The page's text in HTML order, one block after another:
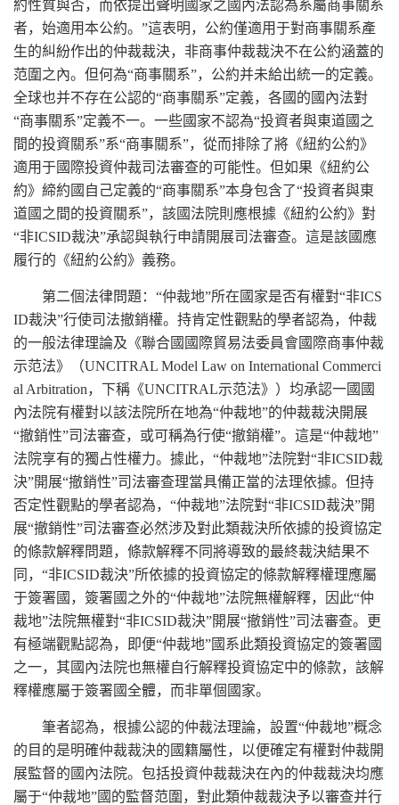
約性質與否，而依提出聲明國家之國內法認為系屬商事關系
者，始適用本公約。”這表明，公約僅適用于對商事關系產
生的糾紛作出的仲裁裁決，非商事仲裁裁決不在公約涵蓋的
范圍之內。但何為“商事關系”，公約并未給出統一的定義。
全球也并不存在公認的“商事關系”定義，各國的國內法對
“商事關系”定義不一。一些國家不認為“投資者與東道國之
間的投資關系”系“商事關系”，從而排除了將《紐約公約》
適用于國際投資仲裁司法審查的可能性。但如果《紐約公
約》締約國自己定義的“商事關系”本身包含了“投資者與東
道國之間的投資關系”，該國法院則應根據《紐約公約》對
“非ICSID裁決”承認與執行申請開展司法審查。這是該國應
履行的《紐約公約》義務。
第二個法律問題：“仲裁地”所在國家是否有權對“非ICS
ID裁決”行使司法撤銷權。持肯定性觀點的學者認為，仲裁
的一般法律理論及《聯合國國際貿易法委員會國際商事仲裁
示范法》（UNCITRAL Model Law on International Commerci
al Arbitration，下稱《UNCITRAL示范法》）均承認一國國
內法院有權對以該法院所在地為“仲裁地”的仲裁裁決開展
“撤銷性”司法審查，或可稱為行使“撤銷權”。這是“仲裁地”
法院享有的獨占性權力。據此，“仲裁地”法院對“非ICSID裁
決”開展“撤銷性”司法審查理當具備正當的法理依據。但持
否定性觀點的學者認為，“仲裁地”法院對“非ICSID裁決”開
展“撤銷性”司法審查必然涉及對此類裁決所依據的投資協定
的條款解釋問題，條款解釋不同將導致的最終裁決結果不
同，“非ICSID裁決”所依據的投資協定的條款解釋權理應屬
于簽署國，簽署國之外的“仲裁地”法院無權解釋，因此“仲
裁地”法院無權對“非ICSID裁決”開展“撤銷性”司法審查。更
有極端觀點認為，即便“仲裁地”國系此類投資協定的簽署國
之一，其國內法院也無權自行解釋投資協定中的條款，該解
釋權應屬于簽署國全體，而非單個國家。
筆者認為，根據公認的仲裁法理論，設置“仲裁地”概念
的目的是明確仲裁裁決的國籍屬性，以便確定有權對仲裁開
展監督的國內法院。包括投資仲裁裁決在內的仲裁裁決均應
屬于“仲裁地”國的監督范圍，對此類仲裁裁決予以審查并行